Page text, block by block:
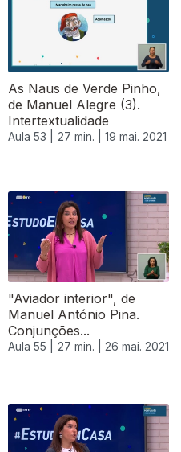
As Naus de Verde Pinho,
de Manuel Alegre (3).
Intertextualidade
Aula 53 | 27 min. | 19 mai. 2021
"Aviador interior", de
Manuel António Pina.
Conjunções...
Aula 55 | 27 min. | 26 mai. 2021